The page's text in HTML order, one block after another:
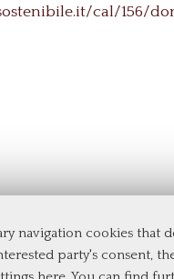
navigation cookies that
party's consent,
cal/156/